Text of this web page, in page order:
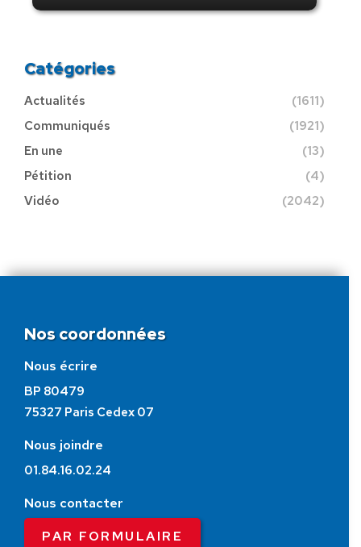
Catégories
Actualités
(1611)
Communiqués
(1921)
En une
(13)
Pétition
(4)
Vidéo
(2042)
Nos coordonnées
Nous écrire
BP 80479
75327 Paris Cedex 07
Nous joindre
01.84.16.02.24
Nous contacter
PAR FORMULAIRE